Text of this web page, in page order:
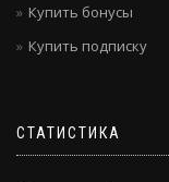
Купить бонусы
Купить подписку
СТАТИСТИКА